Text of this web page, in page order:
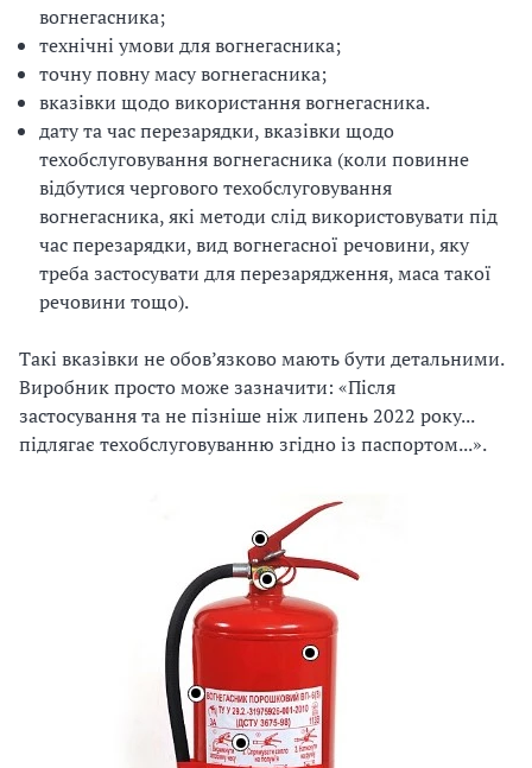
вогнегасника;
технічні умови для вогнегасника;
точну повну масу вогнегасника;
вказівки щодо використання вогнегасника.
дату та час перезарядки, вказівки щодо
техобслуговування вогнегасника (коли повинне
відбутися чергового техобслуговування
вогнегасника, які методи слід використовувати під
час перезарядки, вид вогнегасної речовини, яку
треба застосувати для перезарядження, маса такої
речовини тощо).
Такі вказівки не обов’язково мають бути детальними.
Виробник просто може зазначити: «Після
застосування та не пізніше ніж липень 2022 року...
підлягає техобслуговуванню згідно із паспортом...».